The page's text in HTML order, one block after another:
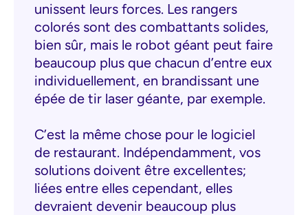
unissent leurs forces. Les rangers
colorés sont des combattants solides,
bien sûr, mais le robot géant peut faire
beaucoup plus que chacun d’entre eux
individuellement, en brandissant une
épée de tir laser géante, par exemple.
C’est la même chose pour le logiciel
de restaurant. Indépendamment, vos
solutions doivent être excellentes;
liées entre elles cependant, elles
devraient devenir beaucoup plus